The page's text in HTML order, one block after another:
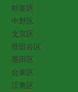
杉並区
中野区
文京区
世田谷区
墨田区
台東区
江東区